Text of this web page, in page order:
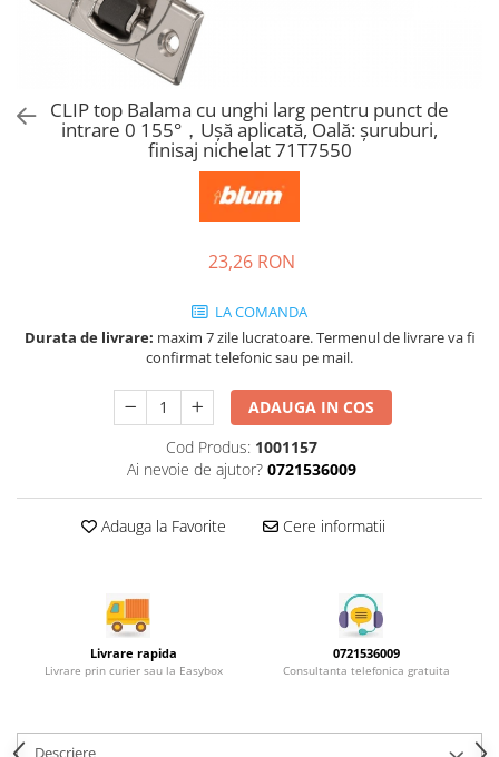
Sisteme si accesorii pentru
Sisteme pentru usi pliante
Accesorii dressing
Bari pentru haine
Console si suporti polita
Accesorii pentru compartimentare
Suruburi, coltare, elemente de
Lamele si cepi de lemn
Picioare si rotile mobilier
Picioare mobilier
Rotile mobilier
Scurgatoare pentru vase
Cosuri Jolly si coloane
Legrabox - Blum
Merivobox - Blum
CLIP top Balama cu unghi larg pentru punct de
intrare 0 155°，Uşă aplicată, Oală: şuruburi,
finisaj nichelat 71T7550
23,26 RON
LA COMANDA
Durata de livrare: maxim 7 zile lucratoare. Termenul de livrare va fi
confirmat telefonic sau pe mail.
ADAUGA IN COS
Cod Produs: 1001157
Ai nevoie de ajutor? 0721536009
Adauga la Favorite Cere informatii
Livrare rapida
Livrare prin curier sau la Easybox
0721536009
Consultanta telefonica gratuita
Descriere